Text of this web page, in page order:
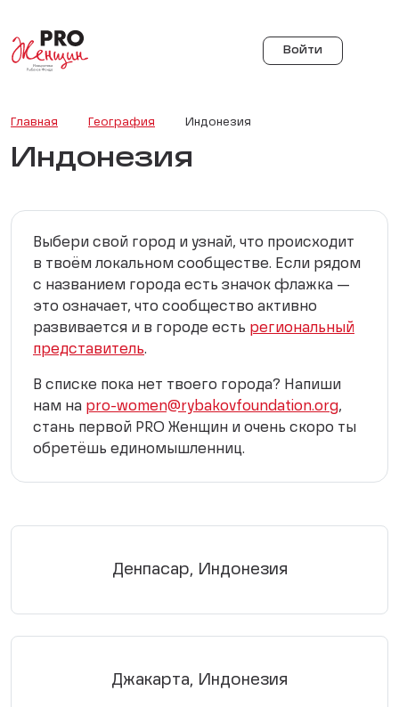
Войти
Главная География Индонезия
Индонезия
Выбери свой город и узнай, что происходит
в твоём локальном сообществе. Если рядом
с названием города есть значок флажка —
это означает, что сообщество активно
развивается и в городе есть региональный
представитель.
В списке пока нет твоего города? Напиши
нам на pro-women@rybakovfoundation.org,
стань первой PRO Женщин и очень скоро ты
обретёшь единомышленниц.
Денпасар, Индонезия
Джакарта, Индонезия